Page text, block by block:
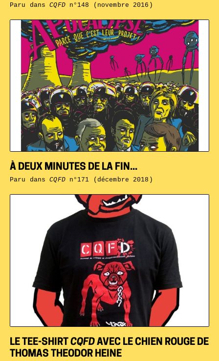
LE TEE-SHIRT CQFD AVEC LE CHIEN ROUGE DE
THOMAS THEODOR HEINE
À DEUX MINUTES DE LA FIN...
Paru dansCQFDn°171 (décembre 2018)
Paru dansCQFDn°148 (novembre 2016)